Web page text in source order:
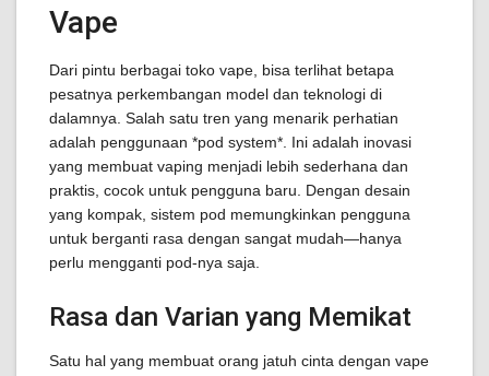
Vape
Dari pintu berbagai toko vape, bisa terlihat betapa
pesatnya perkembangan model dan teknologi di
dalamnya. Salah satu tren yang menarik perhatian
adalah penggunaan *pod system*. Ini adalah inovasi
yang membuat vaping menjadi lebih sederhana dan
praktis, cocok untuk pengguna baru. Dengan desain
yang kompak, sistem pod memungkinkan pengguna
untuk berganti rasa dengan sangat mudah—hanya
perlu mengganti pod-nya saja.
Rasa dan Varian yang Memikat
Satu hal yang membuat orang jatuh cinta dengan vape